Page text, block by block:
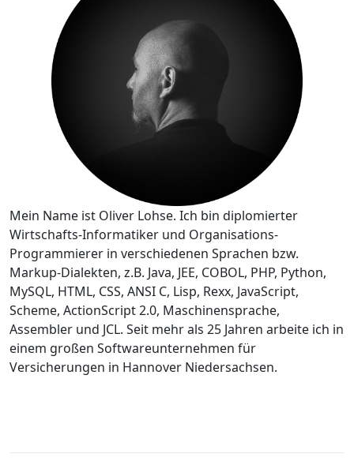
Mein Name ist Oliver Lohse. Ich bin diplomierter
Wirtschafts-Informatiker und Organisations-
Programmierer in verschiedenen Sprachen bzw.
Markup-Dialekten, z.B. Java, JEE, COBOL, PHP, Python,
MySQL, HTML, CSS, ANSI C, Lisp, Rexx, JavaScript,
Scheme, ActionScript 2.0, Maschinensprache,
Assembler und JCL. Seit mehr als 25 Jahren arbeite ich in
einem großen Softwareunternehmen für
Versicherungen in Hannover Niedersachsen.